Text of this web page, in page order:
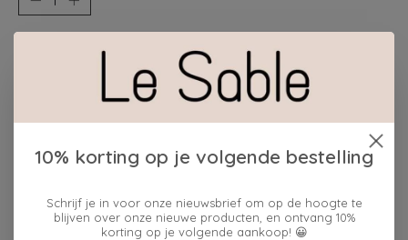
Toevoegen aan winkelwagen
Plaats bestelling
Toevoegen om te vergelijken
Reviews (0)
10% korting op je volgende bestelling
Schrijf je in voor onze nieuwsbrief om op de hoogte te
blijven over onze nieuwe producten, en ontvang 10%
korting op je volgende aankoop! 😀